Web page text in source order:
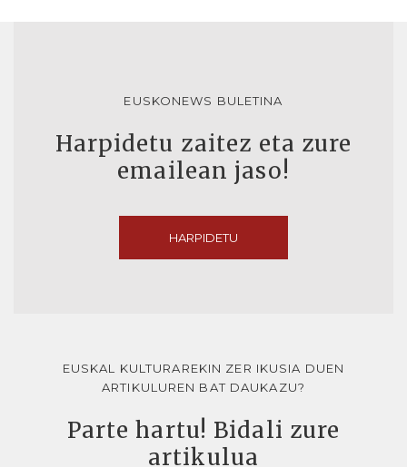
EUSKONEWS BULETINA
Harpidetu zaitez eta zure
emailean jaso!
HARPIDETU
EUSKAL KULTURAREKIN ZER IKUSIA DUEN
ARTIKULUREN BAT DAUKAZU?
Parte hartu! Bidali zure
artikulua